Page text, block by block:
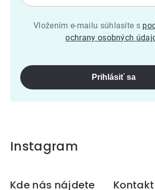
Vložením e-mailu súhlasíte s
ochrany osobných
Prihlásiť sa
Instagram
Kde nás nájdete
Kontakt